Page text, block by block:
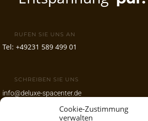
Cookie-Zustimmung
verwalten
RUFEN SIE UNS AN
Tel: +49231 589 499 01
SCHREIBEN SIE UNS
info@deluxe-spacenter.de
www.deluxe-spacenter.de